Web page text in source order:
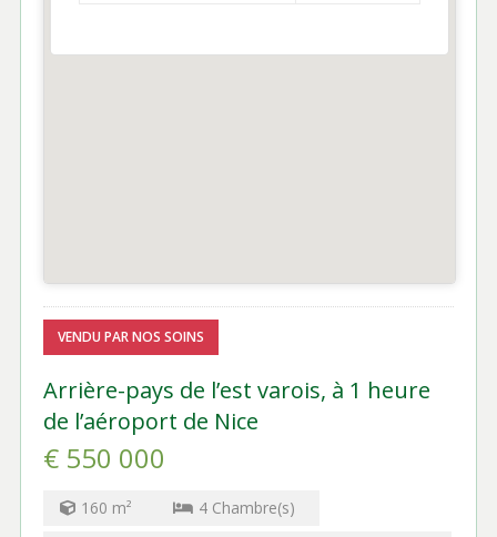
VENDU PAR NOS SOINS
Arrière-pays de l’est varois, à 1 heure
de l’aéroport de Nice
€ 550 000
160 m² 4 Chambre(s)